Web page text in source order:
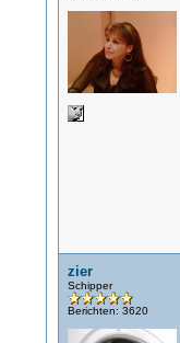
zier
Schipper
Berichten: 3620